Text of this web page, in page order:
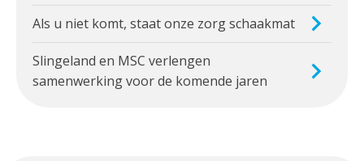
Als u niet komt, staat onze zorg schaakmat
Slingeland en MSC verlengen
samenwerking voor de komende jaren